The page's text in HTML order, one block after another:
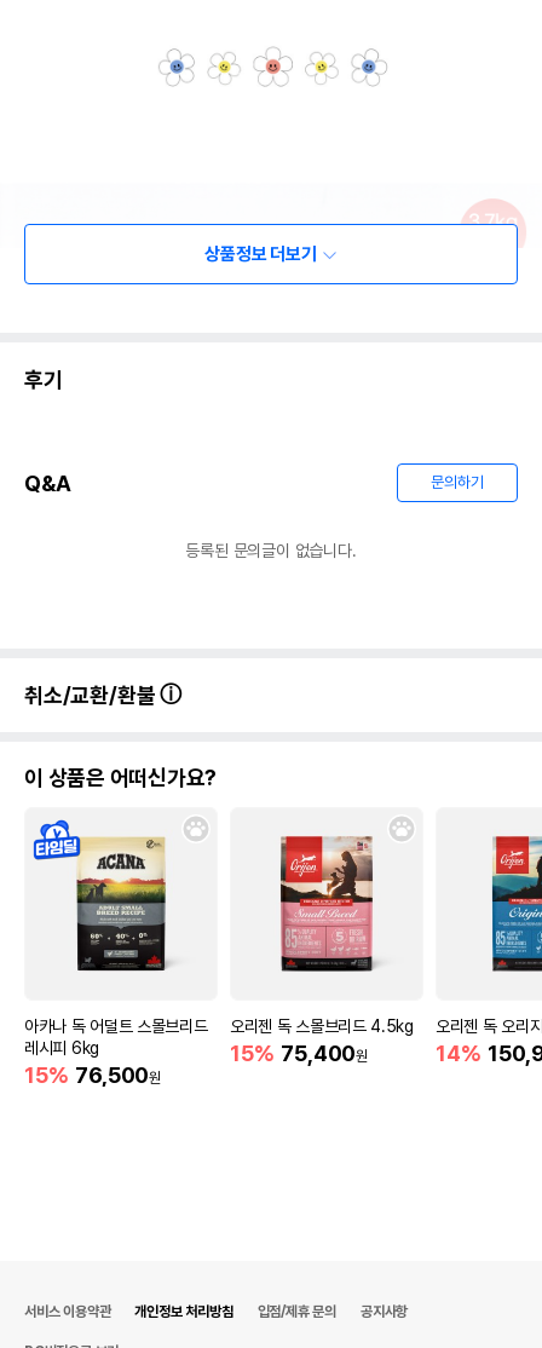
상품정보 더보기
후기
Q&A 문의하기
등록된 문의글이 없습니다.
취소/교환/환불
이 상품은 어떠신가요?
아카나 독 어덜트 스몰브리드
레시피 6kg
15% 76,500원
오리젠 독 스몰브리드 4.5kg
15% 75,400원
오리젠 독 오리
14%
서비스 이용약관 개인정보 처리방침 입점/제휴 문의 공지사항